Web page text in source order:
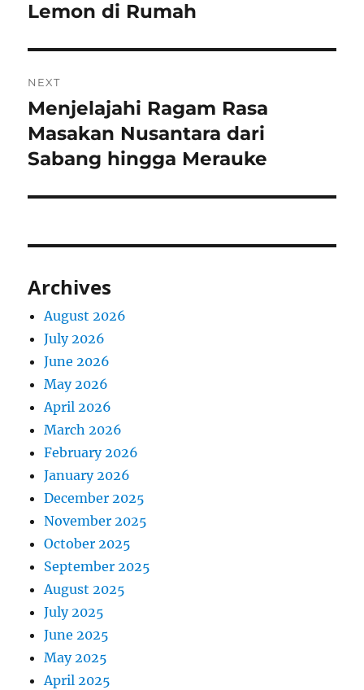
post:
Lemon di Rumah
NEXT
Next
post:
Menjelajahi Ragam Rasa
Masakan Nusantara dari
Sabang hingga Merauke
Archives
August 2026
July 2026
June 2026
May 2026
April 2026
March 2026
February 2026
January 2026
December 2025
November 2025
October 2025
September 2025
August 2025
July 2025
June 2025
May 2025
April 2025